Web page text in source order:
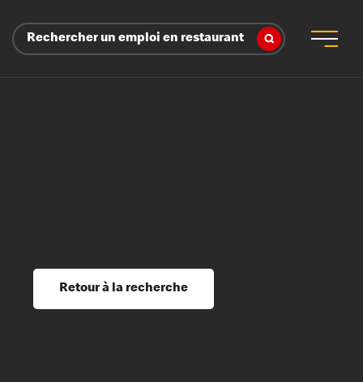
Rechercher un emploi en restaurant
et perfectionnement
du savoirRetour à la recherche